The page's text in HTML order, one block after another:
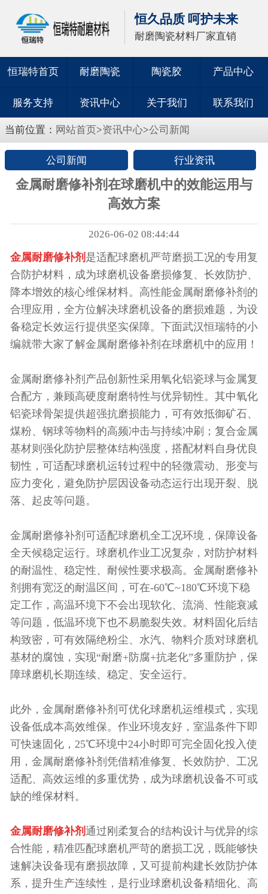
恒久品质 呵护未来
耐磨陶瓷材料厂家直销
恒瑞特首页 耐磨陶瓷 陶瓷胶 产品中心
服务支持 资讯中心 关于我们 联系我们
当前位置： 网站首页>资讯中心>公司新闻
公司新闻 行业资讯
金属耐磨修补剂在球磨机中的效能运用与
高效方案
2026-06-02 08:44:44
金属耐磨修补剂 是适配球磨机严苛磨损工况的专用复
合防护材料，成为球磨机设备磨损修复、长效防护、
降本增效的核心维保材料。高性能金属耐磨修补剂的
合理应用，全方位解决球磨机设备的磨损难题，为设
备稳定长效运行提供坚实保障。下面武汉恒瑞特的小
编就带大家了解金属耐磨修补剂在球磨机中的应用！
金属耐磨修补剂产品创新性采用氧化铝瓷球与金属复
合配方，兼顾高硬度耐磨特性与优异韧性。其中氧化
铝瓷球骨架提供超强抗磨损能力，可有效抵御矿石、
煤粉、钢球等物料的高频冲击与持续冲刷；复合金属
基材则强化防护层整体结构强度，搭配材料自身优良
韧性，可适配球磨机运转过程中的轻微震动、形变与
应力变化，避免防护层因设备动态运行出现开裂、脱
落、起皮等问题。
金属耐磨修补剂可适配球磨机全工况环境，保障设备
全天候稳定运行。球磨机作业工况复杂，对防护材料
的耐温性、稳定性、耐候性要求极高。金属耐磨修补
剂拥有宽泛的耐温区间，可在-60℃~180℃环境下稳
定工作，高温环境下不会出现软化、流淌、性能衰减
等问题，低温环境下也不易脆裂失效。材料固化后结
构致密，可有效隔绝粉尘、水汽、物料介质对球磨机
基材的腐蚀，实现“耐磨+防腐+抗老化”多重防护，保
障球磨机长期连续、稳定、安全运行。
此外，金属耐磨修补剂可优化球磨机运维模式，实现
设备低成本高效维保。作业环境友好，室温条件下即
可快速固化，25℃环境中24小时即可完全固化投入使
用，金属耐磨修补剂凭借精准修复、长效防护、工况
适配、高效运维的多重优势，成为球磨机设备不可或
缺的维保材料。
金属耐磨修补剂通过刚柔复合的结构设计与优异的综
合性能，精准匹配球磨机严苛的磨损工况，既能够快
速解决设备现有磨损故障，又可提前构建长效防护体
系，提升生产连续性，是行业球磨机设备精细化、高